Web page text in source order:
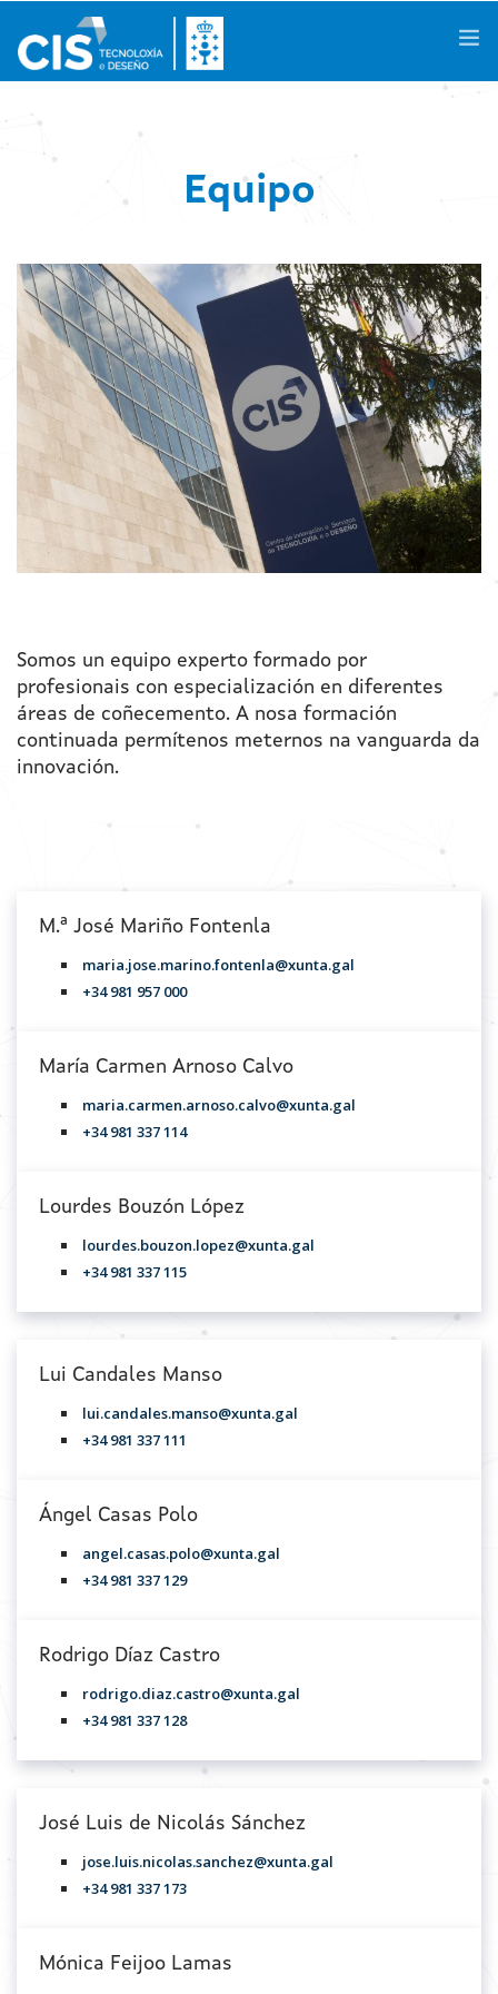
Galego
Áreas de Coñecemento
Actividades
Proxectos de I+D+i
Espazos
Equipo
Somos un equipo experto formado por
profesionais con especialización en diferentes
áreas de coñecemento. A nosa formación
continuada permítenos meternos na vanguarda da
innovación.
M.ª José Mariño Fontenla
maria.jose.marino.fontenla@xunta.gal
+34 981 957 000
María Carmen Arnoso Calvo
maria.carmen.arnoso.calvo@xunta.gal
+34 981 337 114
Lourdes Bouzón López
lourdes.bouzon.lopez@xunta.gal
+34 981 337 115
Lui Candales Manso
lui.candales.manso@xunta.gal
+34 981 337 111
Ángel Casas Polo
angel.casas.polo@xunta.gal
+34 981 337 129
Rodrigo Díaz Castro
rodrigo.diaz.castro@xunta.gal
+34 981 337 128
José Luis de Nicolás Sánchez
jose.luis.nicolas.sanchez@xunta.gal
+34 981 337 173
Mónica Feijoo Lamas